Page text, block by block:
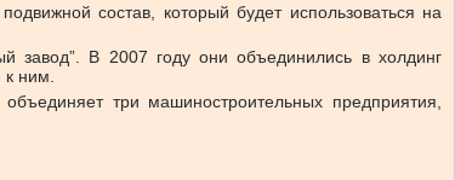
состав, который будет использоваться на
завод”. В 2007 году они объединились в холдинг
ним.
три машиностроительных предприятия,